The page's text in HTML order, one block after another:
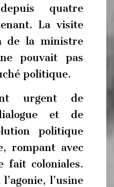
quatre
La visite
de la ministre
pouvait pas
politique.
urgent de
et de
politique
rompant avec
fait coloniales.
l’usine